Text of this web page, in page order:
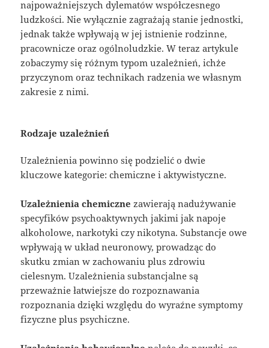
najpoważniejszych dylematów współczesnego
ludzkości. Nie wyłącznie zagrażają stanie jednostki,
jednak także wpływają w jej istnienie rodzinne,
pracownicze oraz ogólnoludzkie. W teraz artykule
zobaczymy się różnym typom uzależnień, ichże
przyczynom oraz technikach radzenia we własnym
zakresie z nimi.
Rodzaje uzależnień
Uzależnienia powinno się podzielić o dwie
kluczowe kategorie: chemiczne i aktywistyczne.
Uzależnienia chemiczne zawierają nadużywanie
specyfików psychoaktywnych jakimi jak napoje
alkoholowe, narkotyki czy nikotyna. Substancje owe
wpływają w układ neuronowy, prowadząc do
skutku zmian w zachowaniu plus zdrowiu
cielesnym. Uzależnienia substancjalne są
przeważnie łatwiejsze do rozpoznawania
rozpoznania dzięki względu do wyraźne symptomy
fizyczne plus psychiczne.